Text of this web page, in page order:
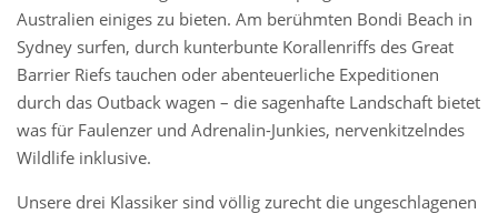
Australien einiges zu bieten. Am berühmten Bondi Beach in
Sydney surfen, durch kunterbunte Korallenriffs des Great
Barrier Riefs tauchen oder abenteuerliche Expeditionen
durch das Outback wagen – die sagenhafte Landschaft bietet
was für Faulenzer und Adrenalin-Junkies, nervenkitzelndes
Wildlife inklusive.
Unsere drei Klassiker sind völlig zurecht die ungeschlagenen